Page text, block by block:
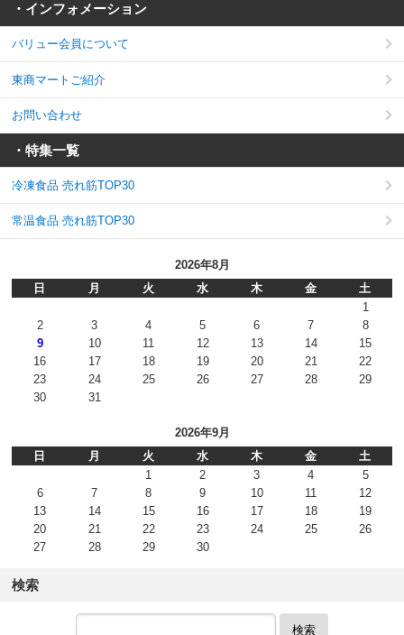
・インフォメーション
バリュー会員について
東商マートご紹介
お問い合わせ
・特集一覧
冷凍食品 売れ筋TOP30
常温食品 売れ筋TOP30
2026年8月
日
月 火 水 木 金
土
1
2
3 4 5 6 7
8
9
10 11 12 13 14
15
16
17 18 19 20 21
22
23
24 25 26 27 28
29
30
31
2026年9月
日
月 火 水 木 金
土
1
2 3 4
5
6
7 8 9 10 11
12
13
14 15 16 17 18
19
20
21 22 23 24 25
26
27
28 29 30
検索
検索